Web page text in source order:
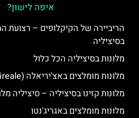
איפה לישון?
הריביירה של הקיקלופים – רצועת
בסיציליה
מלונות בסיציליה הכל כלול
מלונות מומלצים באצ'יריאלה (Acireale) סיציליה
מלונות קזינו בסיציליה – סיציליה
מלונות מומלצים באגריג'נטו